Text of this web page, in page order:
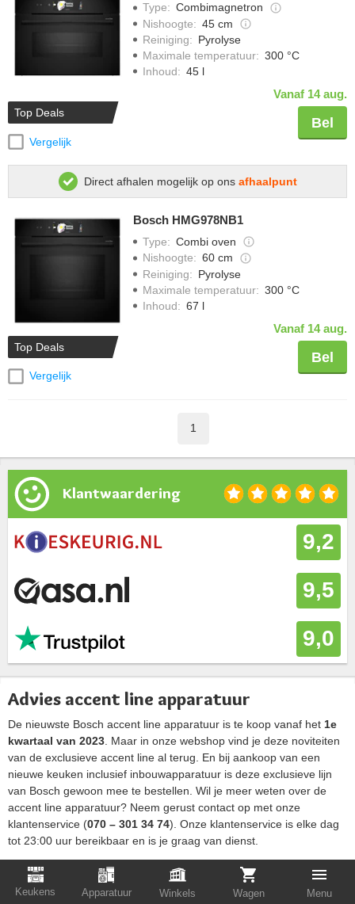
Keukens Apparatuur Winkels Wagen Menu
Top Deals
Vergelijk
Type: Combimagnetron
Nishoogte: 45 cm
Reiniging: Pyrolyse
Maximale temperatuur: 300 °C
Inhoud: 45 l
Vanaf 14 aug.
Bel
Direct afhalen mogelijk op ons afhaalpunt
Top Deals
Vergelijk
Bosch HMG978NB1
Type: Combi oven
Nishoogte: 60 cm
Reiniging: Pyrolyse
Maximale temperatuur: 300 °C
Inhoud: 67 l
Vanaf 14 aug.
Bel
1
Klantwaardering
9,2
9,5
9,0
Advies accent line apparatuur
De nieuwste Bosch accent line apparatuur is te koop vanaf het 1e
kwartaal van 2023 . Maar in onze webshop vind je deze noviteiten
van de exclusieve accent line al terug. En bij aankoop van een
nieuwe keuken inclusief inbouwapparatuur is deze exclusieve lijn
van Bosch gewoon mee te bestellen. Wil je meer weten over de
accent line apparatuur? Neem gerust contact op met onze
klantenservice (070 – 301 34 74). Onze klantenservice is elke dag
tot 23:00 uur bereikbaar en is je graag van dienst.
Natuurlijk is de accent line apparatuur ook te bezichtigen in onze
winkels
. Naast werkend opgestelde vrijstaande en
inbouwapparatuur vind je hier ook een enorme hoeveelheid